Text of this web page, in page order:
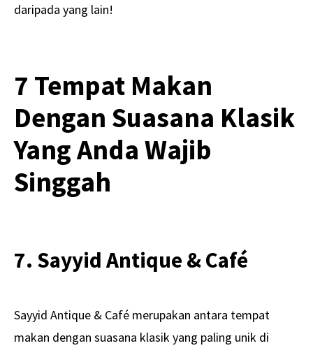
daripada yang lain!
7 Tempat Makan
Dengan Suasana Klasik
Yang Anda Wajib
Singgah
7. Sayyid Antique & Café
Sayyid Antique & Café merupakan antara tempat
makan dengan suasana klasik yang paling unik di